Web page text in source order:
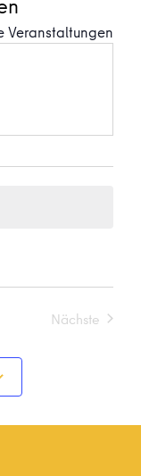
Veranstaltungen
Nächste